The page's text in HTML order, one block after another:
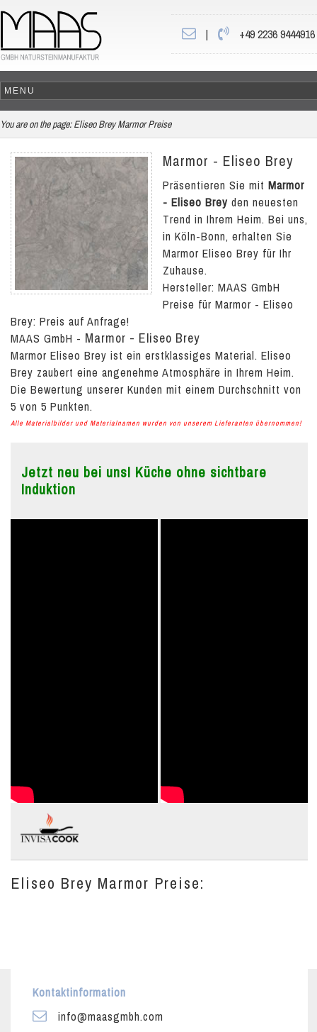
| +49 2236 9444916
You are on the page: Eliseo Brey Marmor Preise
Marmor - Eliseo Brey
Präsentieren Sie mit Marmor
- Eliseo Brey den neuesten
Trend in Ihrem Heim. Bei uns,
in Köln-Bonn, erhalten Sie
Marmor Eliseo Brey für Ihr
Zuhause.
Hersteller: MAAS GmbH
Preise für Marmor - Eliseo
Brey: Preis auf Anfrage!
MAAS GmbH - Marmor - Eliseo Brey
Marmor Eliseo Brey ist ein erstklassiges Material. Eliseo
Brey zaubert eine angenehme Atmosphäre in Ihrem Heim.
Die Bewertung unserer Kunden mit einem Durchschnitt von
5 von 5 Punkten.
Alle Materialbilder und Materialnamen wurden von unserem Lieferanten übernommen!
Jetzt neu bei uns! Küche ohne sichtbare
Induktion
Eliseo Brey Marmor Preise:
Kontaktinformation
info@maasgmbh.com